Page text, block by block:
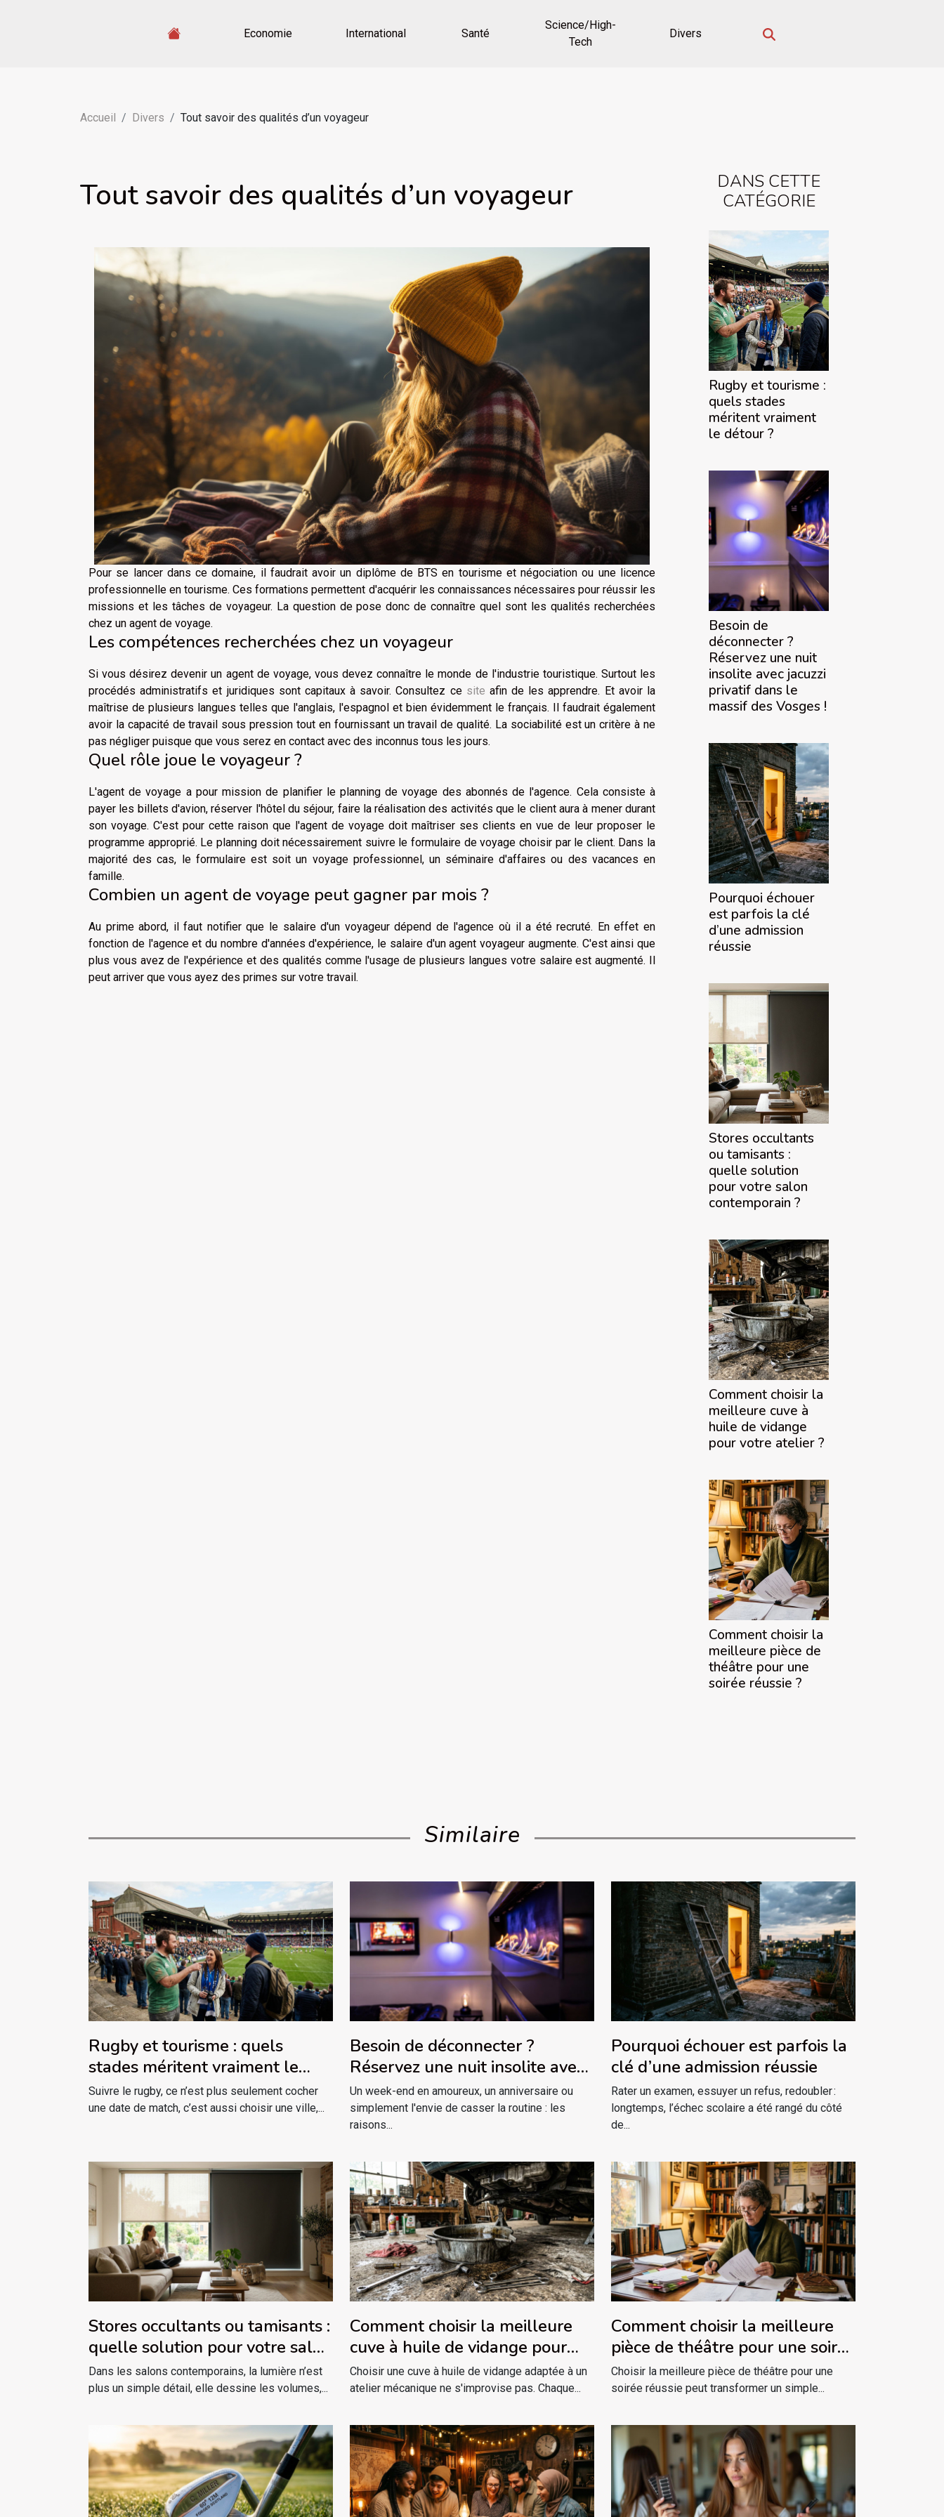
Economie International Santé
Science/High-
Tech
Divers
Accueil Divers Tout savoir des qualités d’un voyageur
Tout savoir des qualités d’un voyageur
Pour se lancer dans ce domaine, il faudrait avoir un diplôme de BTS en tourisme et négociation ou une licence
professionnelle en tourisme. Ces formations permettent d'acquérir les connaissances nécessaires pour réussir les
missions et les tâches de voyageur. La question de pose donc de connaître quel sont les qualités recherchées
chez un agent de voyage.
Les compétences recherchées chez un voyageur
Si vous désirez devenir un agent de voyage, vous devez connaître le monde de l'industrie touristique. Surtout les
procédés administratifs et juridiques sont capitaux à savoir. Consultez ce site afin de les apprendre. Et avoir la
maîtrise de plusieurs langues telles que l'anglais, l'espagnol et bien évidemment le français. Il faudrait également
avoir la capacité de travail sous pression tout en fournissant un travail de qualité. La sociabilité est un critère à ne
pas négliger puisque que vous serez en contact avec des inconnus tous les jours.
Quel rôle joue le voyageur ?
L'agent de voyage a pour mission de planifier le planning de voyage des abonnés de l'agence. Cela consiste à
payer les billets d'avion, réserver l'hôtel du séjour, faire la réalisation des activités que le client aura à mener durant
son voyage. C'est pour cette raison que l'agent de voyage doit maîtriser ses clients en vue de leur proposer le
programme approprié. Le planning doit nécessairement suivre le formulaire de voyage choisir par le client. Dans la
majorité des cas, le formulaire est soit un voyage professionnel, un séminaire d'affaires ou des vacances en
famille.
Combien un agent de voyage peut gagner par mois ?
Au prime abord, il faut notifier que le salaire d'un voyageur dépend de l'agence où il a été recruté. En effet en
fonction de l'agence et du nombre d'années d'expérience, le salaire d'un agent voyageur augmente. C'est ainsi que
plus vous avez de l'expérience et des qualités comme l'usage de plusieurs langues votre salaire est augmenté. Il
peut arriver que vous ayez des primes sur votre travail.
DANS CETTE
CATÉGORIE
Rugby et tourisme :
quels stades
méritent vraiment
le détour ?
Besoin de
déconnecter ?
Réservez une nuit
insolite avec jacuzzi
privatif dans le
massif des Vosges !
Pourquoi échouer
est parfois la clé
d’une admission
réussie
Stores occultants
ou tamisants :
quelle solution
pour votre salon
contemporain ?
Comment choisir la
meilleure cuve à
huile de vidange
pour votre atelier ?
Comment choisir la
meilleure pièce de
théâtre pour une
soirée réussie ?
Similaire
Rugby et tourisme : quels
stades méritent vraiment le
détour ?
Suivre le rugby, ce n’est plus seulement cocher
une date de match, c’est aussi choisir une ville,...
Besoin de déconnecter ?
Réservez une nuit insolite avec
jacuzzi privatif dans le massif
des Vosges !
Un week-end en amoureux, un anniversaire ou
simplement l'envie de casser la routine : les
raisons...
Pourquoi échouer est parfois la
clé d’une admission réussie
Rater un examen, essuyer un refus, redoubler :
longtemps, l’échec scolaire a été rangé du côté
de...
Stores occultants ou tamisants :
quelle solution pour votre salon
contemporain ?
Dans les salons contemporains, la lumière n’est
plus un simple détail, elle dessine les volumes,...
Comment choisir la meilleure
cuve à huile de vidange pour
votre atelier ?
Choisir une cuve à huile de vidange adaptée à un
atelier mécanique ne s'improvise pas. Chaque...
Comment choisir la meilleure
pièce de théâtre pour une soirée
réussie ?
Choisir la meilleure pièce de théâtre pour une
soirée réussie peut transformer un simple...